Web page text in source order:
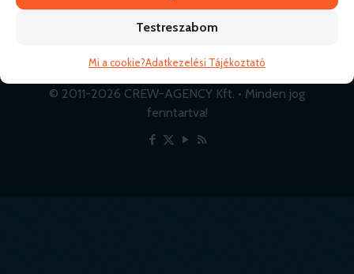
Testreszabom
Mi a cookie?Adatkezelési Tájékoztató
© 2011-2026 CREW-AGENCY Kft. • Minden jog
fenntartva!